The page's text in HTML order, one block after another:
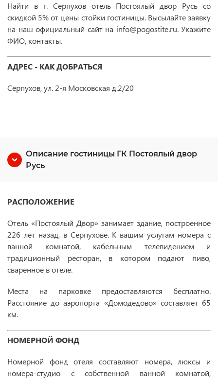
Найти в г. Серпухов отель Постоялый двор Русь со
скидкой 5% от цены стойки гостиницы. Высылайте заявку
на наш официальный сайт на info@pogostite.ru. Укажите
ФИО, контакты.
АДРЕС - КАК ДОБРАТЬСЯ
Серпухов, ул. 2-я Московская д.2/20
Описание гостиницы ГК Постоялый двор
Русь
РАСПОЛОЖЕНИЕ
Отель «Постоялый Двор» занимает здание, построенное
226 лет назад, в Серпухове. К вашим услугам номера с
ванной комнатой, кабельным телевидением и
традиционный ресторан, в котором подают пиво,
сваренное в отеле.
Места на парковке предоставляются бесплатно.
Расстояние до аэропорта «Домодедово» составляет 65
км.
НОМЕРНОЙ ФОНД
Номерной фонд отеля составляют номера, люксы и
номера-студио с собственной ванной комнатой,